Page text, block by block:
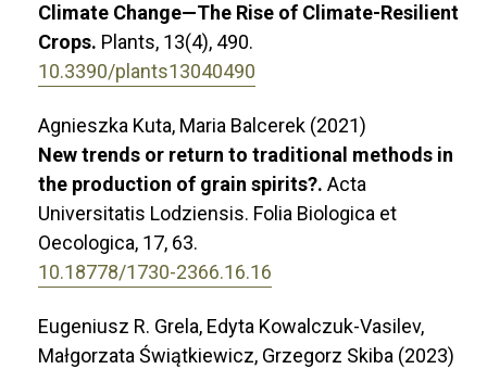
Climate Change—The Rise of Climate-Resilient
Crops. Plants, 13(4), 490.
10.3390/plants13040490
Agnieszka Kuta, Maria Balcerek (2021)
New trends or return to traditional methods in
the production of grain spirits?. Acta
Universitatis Lodziensis. Folia Biologica et
Oecologica, 17, 63.
10.18778/1730-2366.16.16
Eugeniusz R. Grela, Edyta Kowalczuk-Vasilev,
Małgorzata Świątkiewicz, Grzegorz Skiba (2023)